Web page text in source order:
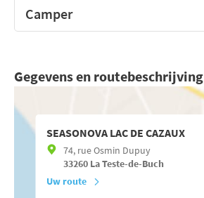
Camper
Gegevens en routebeschrijving
SEASONOVA LAC DE CAZAUX
74, rue Osmin Dupuy
33260 La Teste-de-Buch
Uw route